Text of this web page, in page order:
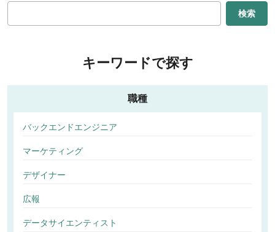
検索
キーワードで探す
職種
バックエンドエンジニア
マーケティング
デザイナー
広報
データサイエンティスト